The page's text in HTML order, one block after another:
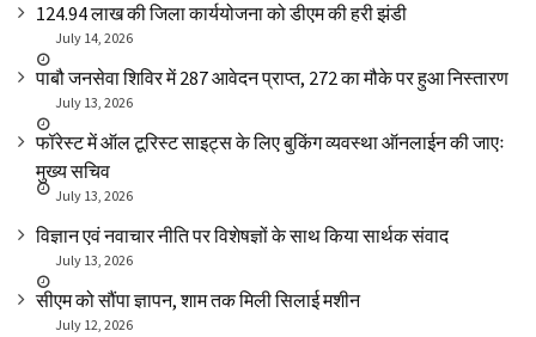
₹124.94 लाख की जिला कार्ययोजना को डीएम की हरी झंडी
July 14, 2026
पाबौ जनसेवा शिविर में 287 आवेदन प्राप्त, 272 का मौके पर हुआ निस्तारण
July 13, 2026
फॉरेस्ट में ऑल टूरिस्ट साइट्स के लिए बुकिंग व्यवस्था ऑनलाईन की जाएः
मुख्य सचिव
July 13, 2026
विज्ञान एवं नवाचार नीति पर विशेषज्ञों के साथ किया सार्थक संवाद
July 13, 2026
सीएम को सौंपा ज्ञापन, शाम तक मिली सिलाई मशीन
July 12, 2026